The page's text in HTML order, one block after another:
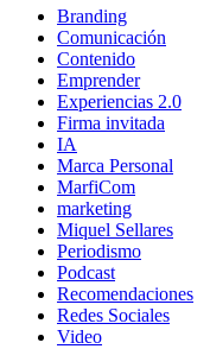
Branding
Comunicación
Contenido
Emprender
Experiencias 2.0
Firma invitada
IA
Marca Personal
MarfiCom
marketing
Miquel Sellares
Periodismo
Podcast
Recomendaciones
Redes Sociales
Video